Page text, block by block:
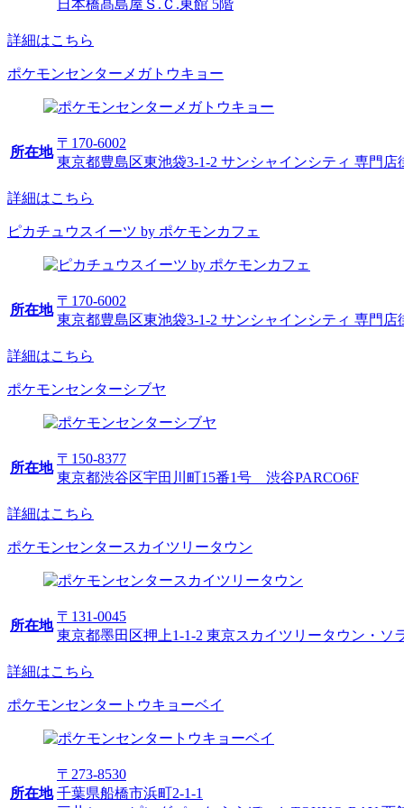
日本橋髙島屋Ｓ.Ｃ.東館 5階
詳細はこちら
ポケモンセンターメガトウキョー
所在地
〒170-6002
東京都豊島区東池袋3-1-2 サンシャインシティ 専門店
詳細はこちら
ピカチュウスイーツ by ポケモンカフェ
所在地
〒170-6002
東京都豊島区東池袋3-1-2 サンシャインシティ 専門店
詳細はこちら
ポケモンセンターシブヤ
所在地
〒150-8377
東京都渋谷区宇田川町15番1号 渋谷PARCO6F
詳細はこちら
ポケモンセンタースカイツリータウン
所在地
〒131-0045
東京都墨田区押上1-1-2 東京スカイツリータウン・ソ
詳細はこちら
ポケモンセンタートウキョーベイ
所在地
〒273-8530
千葉県船橋市浜町2-1-1